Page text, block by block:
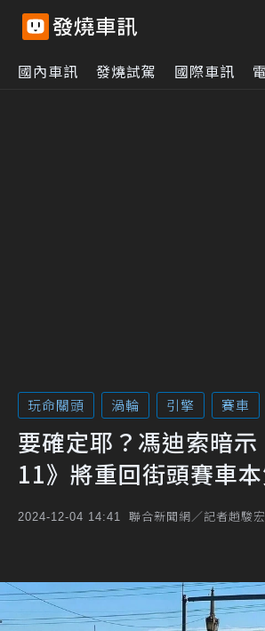
國內車訊 發燒試駕 國際車訊
玩命關頭 渦輪 引擎 賽車
要確定耶？馮迪索暗
11》將重回街頭賽車本
2024-12-04 14:41 聯合新聞網／記者趙駿